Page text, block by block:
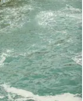
عن طريق اللمس أو السحب.